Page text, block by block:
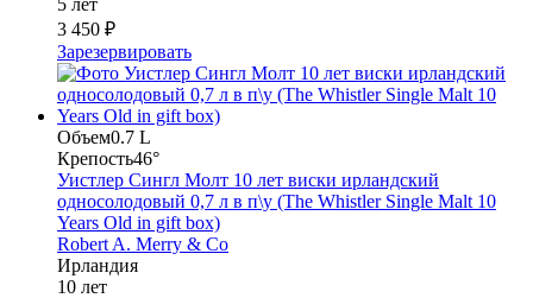
3 450 ₽
Зарезервировать
Объем0.7 L
Крепость46°
Уистлер Сингл Молт 10 лет виски ирландский
односолодовый 0,7 л в п\у (The Whistler Single Malt 10
Years Old in gift box)
Robert A. Merry & Co
Ирландия
10 лет